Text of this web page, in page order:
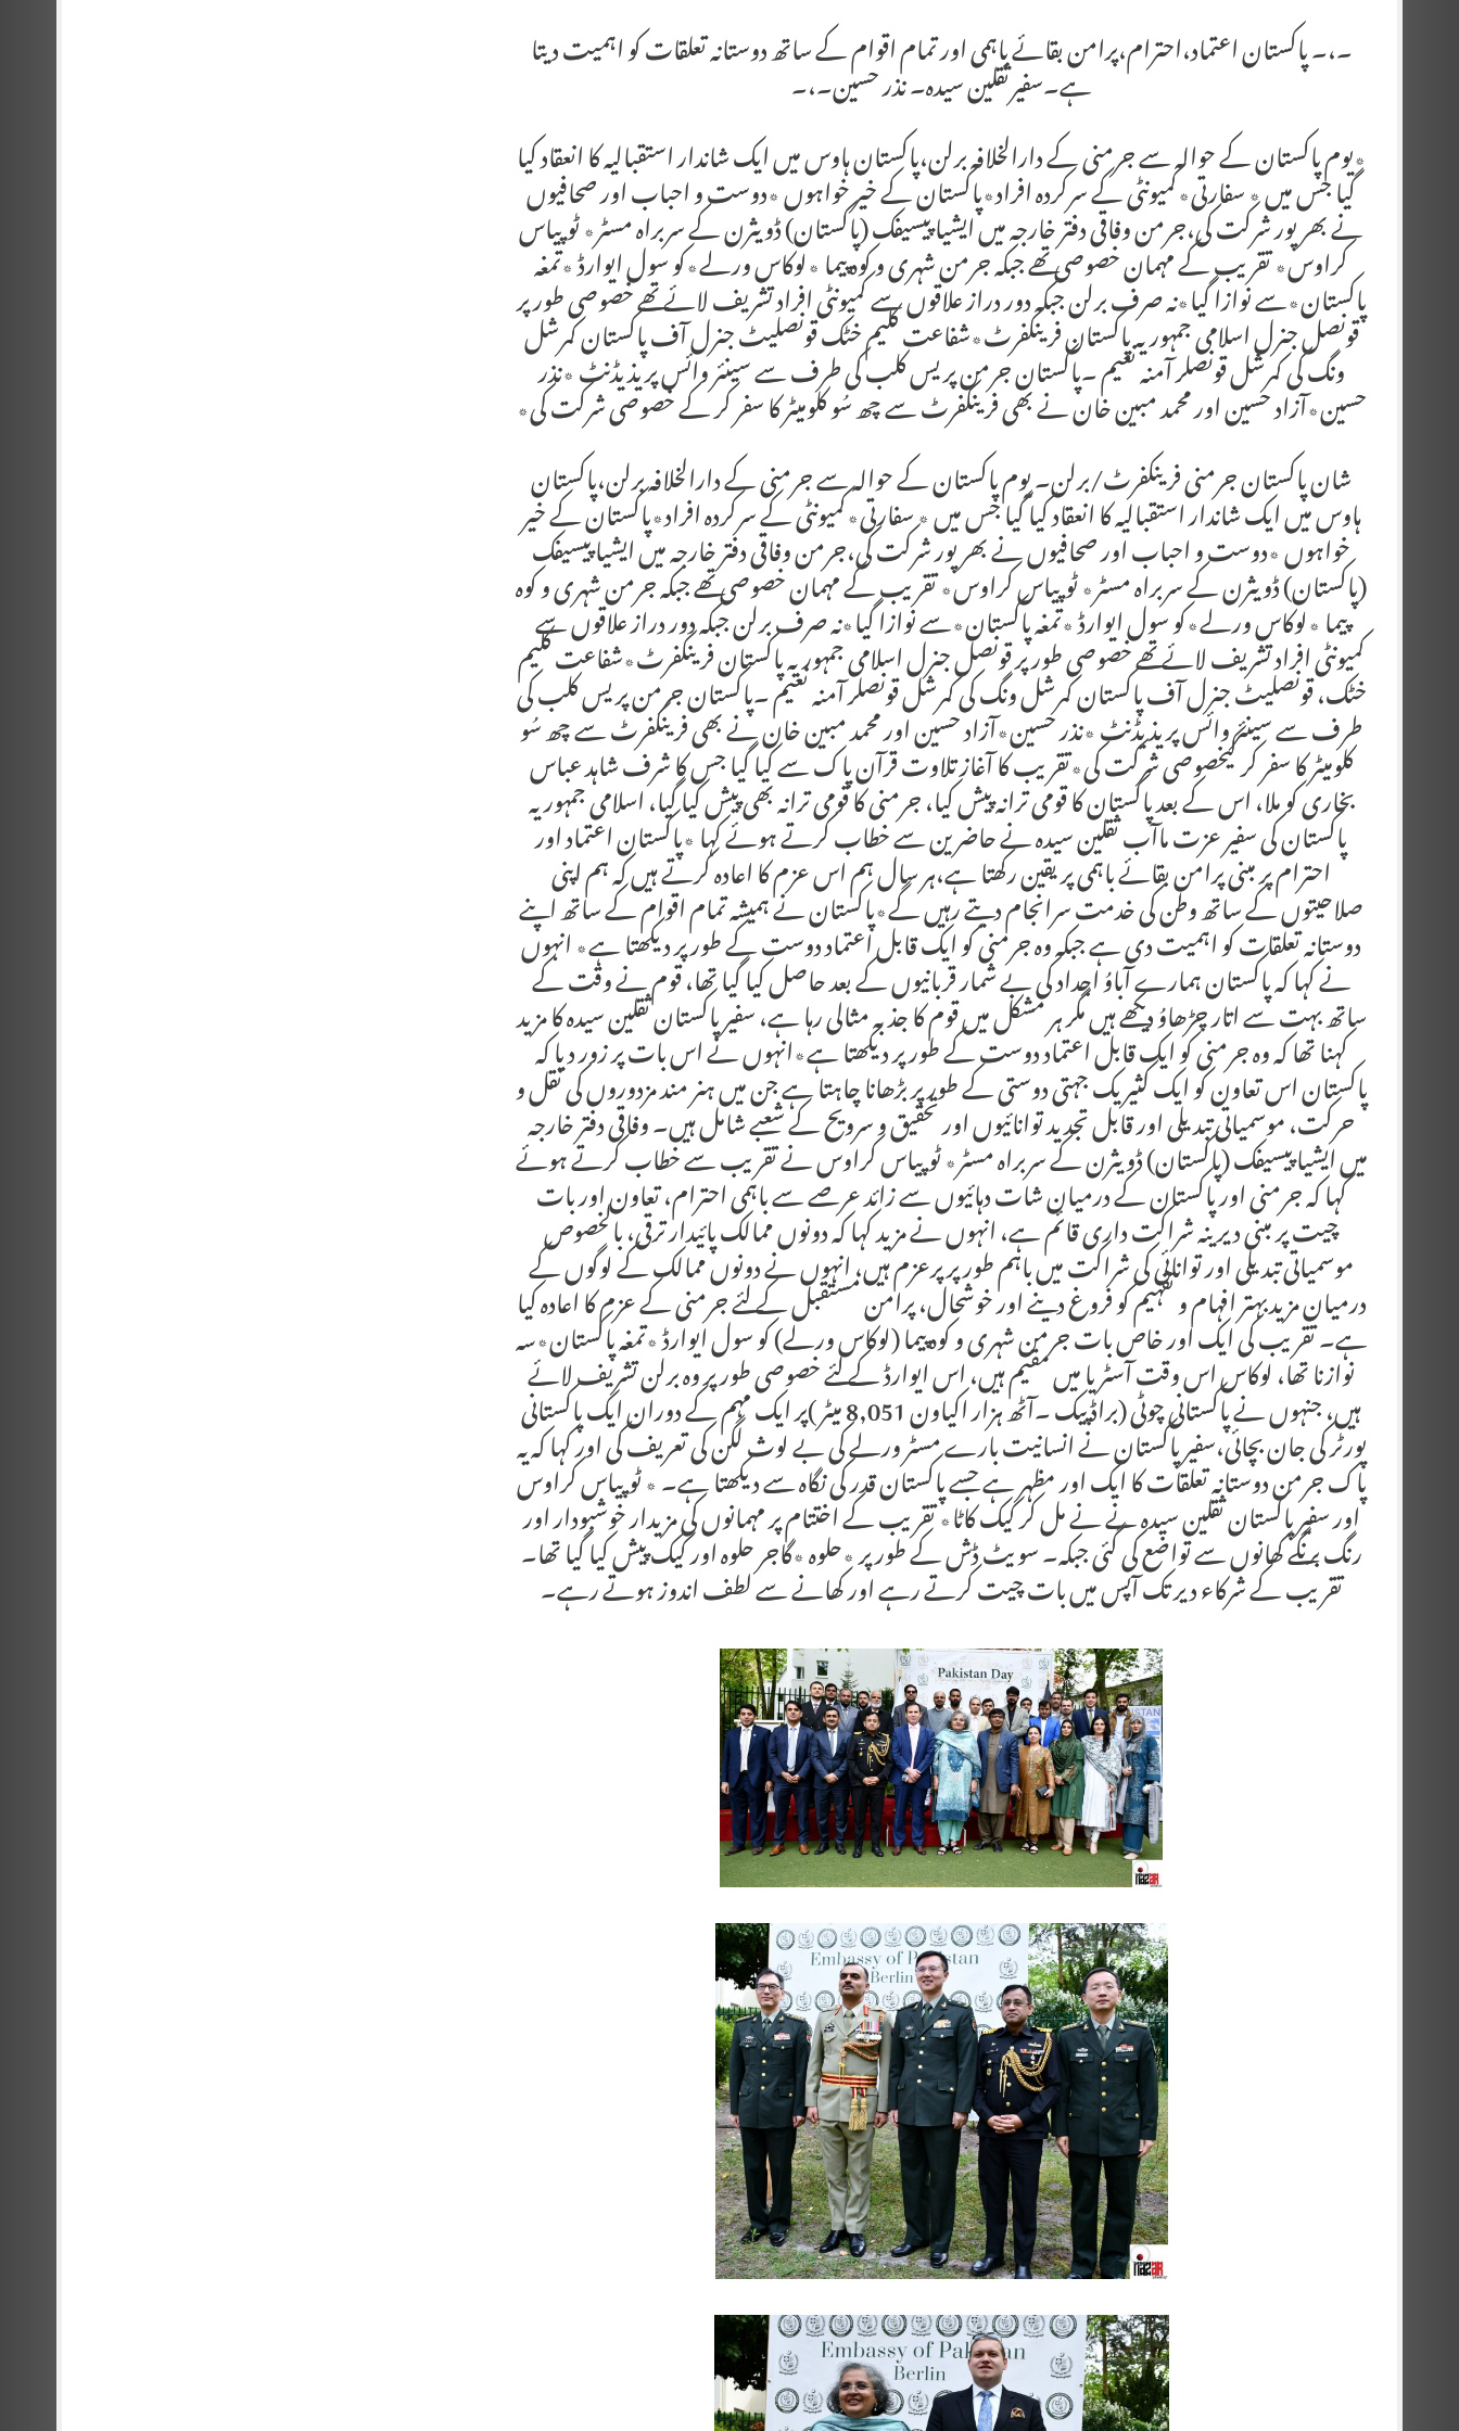
۔،۔ پاکستان اعتماد،احترام،پرامن بقائے باہمی اور تمام اقوام کے ساتھ دوستانہ تعلقات کو اہمیت دیتا
ہے۔سفیرثقلین سیدہ۔ نذر حسین۔،۔
٭یوم پاکستان کے حوالہ سے جرمنی کے دارالخلافہ برلن،پاکستان ہاوس میں ایک شاندار استقبالیہ کا انعقاد کیا
گیا جس میں ٭ سفارتی٭کمیونٹی کے سرکردہ افراد٭پاکستان کے خیر خواہوں ٭دوست و احباب اور صحافیوں
نے بھرپور شرکت کی،جرمن وفاقی دفتر خارجہ میں ایشیا پیسیفک (پاکستان) ڈویثرن کے سربراہ مسٹر٭ ٹوپیاس
کراوس٭ تقریب کے مہمان خصوصی تھے جبکہ جرمن شہری و کوہ پیما ٭لوکاس ورلے٭کو سول ایوارڈ ٭تمغہ
پاکستان٭سے نوازا گیا٭نہ صرف برلن جبکہ دور دراز علاقوں سے کمیونٹی افراد تشریف لائے تھے خصوصی طور پر
قونصل جنرل اسلامی جمہوریہ پاکستان فرینکفرٹ٭شفاعت کلیم خٹک قونصلیٹ جنرل آف پاکستان کمرشل
ونگ کی کمرشل قونصلر آمنہ نعیم ۔پاکستان جرمن پریس کلب کی طرف سے سینئر وائس پریذیڈنٹ ٭نذر
حسین٭آزاد حسین اور محمد مبین خان نے بھی فرینکفرٹ سے چھ سُو کلومیٹر کا سفر کر کے خصوصی شرکت کی٭
شان پاکستان جرمنی فرینکفرٹ/برلن۔ یوم پاکستان کے حوالہ سے جرمنی کے دارالخلافہ برلن،پاکستان
ہاوس میں ایک شاندار استقبالیہ کا انعقاد کیا گیا جس میں ٭ سفارتی٭کمیونٹی کے سرکردہ افراد٭پاکستان کے خیر
خواہوں ٭دوست و احباب اور صحافیوں نے بھرپور شرکت کی،جرمن وفاقی دفتر خارجہ میں ایشیا پیسیفک
(پاکستان) ڈویثرن کے سربراہ مسٹر٭ ٹوپیاس کراوس٭ تقریب کے مہمان خصوصی تھے جبکہ جرمن شہری و کوہ
پیما ٭لوکاس ورلے٭کو سول ایوارڈ ٭تمغہ پاکستان٭سے نوازا گیا٭نہ صرف برلن جبکہ دور دراز علاقوں سے
کمیونٹی افراد تشریف لائے تھے خصوصی طور پر قونصل جنرل اسلامی جمہوریہ پاکستان فرینکفرٹ٭شفاعت کلیم
خٹک، قونصلیٹ جنرل آف پاکستان کمرشل ونگ کی کمرشل قونصلر آمنہ نعیم ۔پاکستان جرمن پریس کلب کی
طرف سے سینئر وائس پریذیڈنٹ ٭نذر حسین٭آزاد حسین اور محمد مبین خان نے بھی فرینکفرٹ سے چھ سُو
کلومیٹر کا سفر کر کیخصوصی شرکت کی٭تقریب کا آغاز تلاوت قرآن پاک سے کیا گیا جس کا شرف شاہد عباس
بخاری کو ملا، اس کے بعد پاکستان کا قومی ترانہ پیش کیا، جرمنی کا قومی ترانہ بھی پیش کیا گیا، اسلامی جمہوریہ
پاکستان کی سفیر عزت ماآب ثقلین سیدہ نے حاضرین سے خطاب کرتے ہوئے کہا ٭پاکستان اعتماد اور
احترام پر مبنی پرامن بقائے باہمی پر یقین رکھتا ہے،ہر سال ہم اس عزم کا اعادہ کرتے ہیں کہ ہم اپنی
صلاحیتوں کے ساتھ وطن کی خدمت سرانجام دیتے رہیں گے٭پاکستان نے ہمیشہ تمام اقوام کے ساتھ اپنے
دوستانہ تعلقات کو اہمیت دی ہے جبکہ وہ جرمنی کو ایک قابل اعتماد دوست کے طور پر دیکھتا ہے٭ انہوں
نے کہا کہ پاکستان ہمارے آباوُ اجداد کی بے شمار قربانیوں کے بعد حاصل کیا گیا تھا، قوم نے وقت کے
ساتھ بہت سے اتار چڑھاوُ دیکھے ہیں مگر ہر مشکل میں قوم کا جذبہ مثالی رہا ہے، سفیر پاکستان ثقلین سیدہ کا مزید
کہنا تھا کہ وہ جرمنی کو ایک قابل اعتماد دوست کے طور پر دیکھتا ہے٭انہوں نے اس بات پر زور دیا کہ
پاکستان اس تعاون کو ایک کثیر یک جہتی دوستی کے طور پر بڑھانا چاہتا ہے جن میں ہنر مند مزدوروں کی نقل و
حرکت، موسمیاتی تبدیلی اور قابل تجدید توانائیوں اور تحقیق و سرویح کے شعبے شامل ہیں۔ وفاقی دفتر خارجہ
میں ایشیا پیسیفک (پاکستان) ڈویثرن کے سربراہ مسٹر٭ ٹوپیاس کراوس نے تقریب سے خطاب کرتے ہوئے
کہا کہ جرمنی اور پاکستان کے درمیان شات دہائیوں سے زائد عرصے سے باہمی احترام، تعاون اور بات
چیت پر مبنی دیرینہ شراکت داری قائم ہے، انہوں نے مزید کہا کہ دونوں ممالک پائیدار ترقی، بالخصوص
موسمیاتی تبدیلی اور توانائی کی شراکت میں باہم طور پر پرعزم ہیں، انہوں نے دونوں ممالک کے لوگوں کے
درمیان مزیدبہتر افہام و تفہیم کو فروغ دینے اور خوشحال، پرامن مستقبل کے لئے جرمنی کے عزم کا اعادہ کیا
ہے۔ تقریب کی ایک اور خاص بات جرمن شہری و کوہ پیما (لوکاس ورلے) کو سول ایوارڈ ٭تمغہ پاکستان٭سہ
نوازنا تھا، لوکاس اس وقت آسٹریا میں مقیم ہیں، اس ایوارڈ کے لئے خصوصی طور پر وہ برلن تشریف لائے
ہیں، جنہوں نے پاکستانی چوٹی (براڈ پیک ۔آٹھ ہزار اکیاون 8,051 میٹر )پر ایک مہم کے دوران ایک پاکستانی
پورٹر کی جان بچائی،سفیر پاکستان نے انسانیت بارے مسٹر ورلے کی بے لوث لگن کی تعریف کی اور کہا کہ یہ
پاک جرمن دوستانہ تعلقات کا ایک اور مظہر ہے جسے پاکستان قدر کی نگاہ سے دیکھتا ہے۔ ٭ ٹوپیاس کراوس
اور سفیر پاکستان ثقلین سیدہ نے نے مل کر کیک کاٹا٭ تقریب کے اختتام پر مہمانوں کی مزیدار خوشبودار اور
رنگ برنگے کھانوں سے تواضع کی گئی جبکہ۔ سویٹ ڈش کے طور پر ٭حلوہ ٭گاجر حلوہ اور کیک پیش کیا گیا تھا۔
تقریب کے شرکاء دیر تک آپس میں بات چیت کرتے رہے اور کھانے سے لطف اندوز ہوتے رہے۔